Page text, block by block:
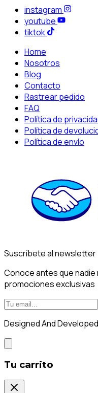
instagram
youtube
tiktok
Home
Nosotros
Blog
Contacto
Rastrear pedido
FAQ
Política de
Política de
Política de envío
Suscríbete al newsletter
Conoce antes que
promociones exclusivas
Designed And
Tu carrito